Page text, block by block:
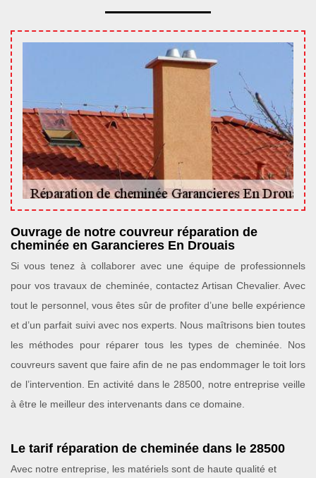
Ouvrage de notre couvreur réparation de
cheminée en Garancieres En Drouais
Si vous tenez à collaborer avec une équipe de professionnels
pour vos travaux de cheminée, contactez Artisan Chevalier. Avec
tout le personnel, vous êtes sûr de profiter d’une belle expérience
et d’un parfait suivi avec nos experts. Nous maîtrisons bien toutes
les méthodes pour réparer tous les types de cheminée. Nos
couvreurs savent que faire afin de ne pas endommager le toit lors
de l’intervention. En activité dans le 28500, notre entreprise veille
à être le meilleur des intervenants dans ce domaine.
Le tarif réparation de cheminée dans le 28500
Avec notre entreprise, les matériels sont de haute qualité et